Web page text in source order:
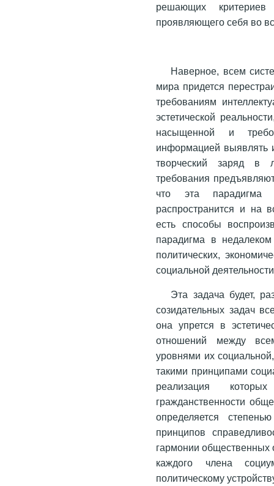
решающих критериев
проявляющего себя во
Наверное, всем
мира придется
требованиям
эстетической
насыщенной и
информацией выявлять
творческий заряд в
требования
что эта парадигма
распространится и на
есть способы
парадигма в
политических,
социальной
Эта задача будет,
созидательных задач
она упрется в
отношений между
уровнями их
такими принципами
реализация
гражданственности
определяется
принципов
гармонии общественных
каждого члена
политическому